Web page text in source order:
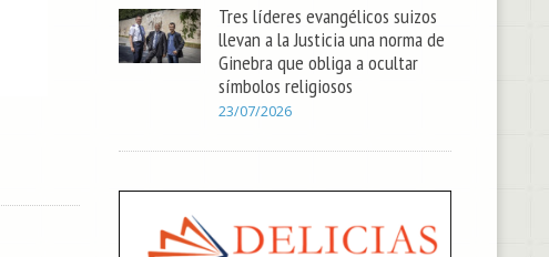
Tres líderes evangélicos suizos
llevan a la Justicia una norma de
Ginebra que obliga a ocultar
símbolos religiosos
23/07/2026